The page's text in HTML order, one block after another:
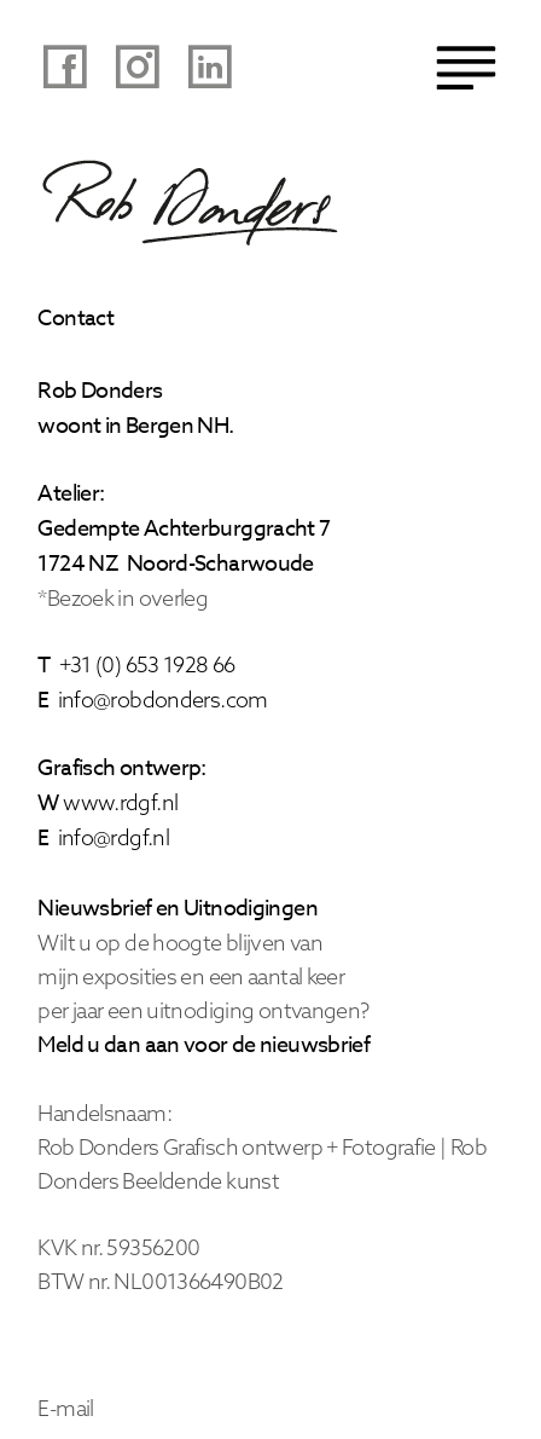
Contact
Rob Donders
woont in Bergen NH.
Atelier:
Gedempte Achterburggracht 7
1724 NZ Noord-Scharwoude
*Bezoek in overleg
T +31 (0) 653 1928 66
E info@robdonders.com
Grafisch ontwerp:
Wwww.rdgf.nl
E info@rdgf.nl
Nieuwsbrief en Uitnodigingen
Wilt u op de hoogte blijven van
mijn exposities en een aantal keer
per jaar een uitnodiging ontvangen?
Meld u dan aan voor de nieuwsbrief
Handelsnaam:
Rob Donders Grafisch ontwerp + Fotografie | Rob
Donders Beeldende kunst
KVK nr. 59356200
BTW nr. NL001366490B02
E-mail